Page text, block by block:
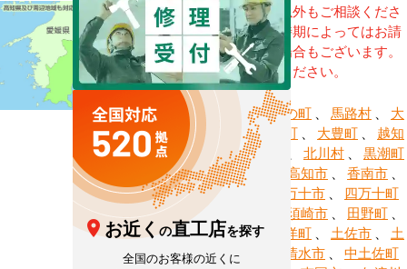
※記載地域以外もご相談くださ
い。地域・時期によってはお請
けできない場合もございます。
直接ご相談ください。
安芸市、いの町 馬路村
大
川村
、大月町 大豊町
越知
町 、香美市 北川村
黒潮町
、芸西村 高知市 香南市
佐川町
四万十市
四万十町
須崎市 田野町
津野町、 東洋町 土佐市
土
佐町、 土佐清水市
中土佐町
お近くの直工店を探す
全国のお客様の近くに